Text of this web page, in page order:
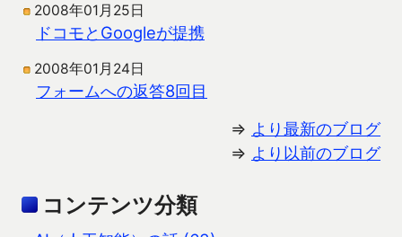
2008年01月25日
ドコモとGoogleが提携
2008年01月24日
フォームへの返答8回目
⇒ より最新のブログ
⇒ より以前のブログ
コンテンツ分類